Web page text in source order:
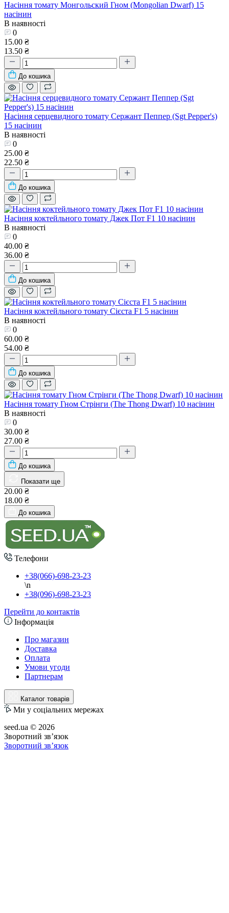
Насіння томату Монгольский Гном (Mongolian Dwarf) 15
насінин
В наявності
0
15.00 ₴
13.50 ₴
До кошика
Насіння серцевидного томату Сержант Пеппер (Sgt Pepper's)
15 насінин
В наявності
0
25.00 ₴
22.50 ₴
До кошика
Насіння коктейльного томату Джек Пот F1 10 насінин
В наявності
0
40.00 ₴
36.00 ₴
До кошика
Насіння коктейльного томату Сієста F1 5 насінин
В наявності
0
60.00 ₴
54.00 ₴
До кошика
Насіння томату Гном Стрінги (The Thong Dwarf) 10 насінин
В наявності
0
30.00 ₴
27.00 ₴
До кошика
Показати ще
20.00 ₴
18.00 ₴
До кошика
Телефони
+38(066)-698-23-23
\n
+38(096)-698-23-23
Перейти до контактів
Інформація
Про магазин
Доставка
Оплата
Умови угоди
Партнерам
Каталог товарів
Ми у соціальних мережах
seed.ua © 2026
Зворотний зв’язок
Зворотний зв’язок